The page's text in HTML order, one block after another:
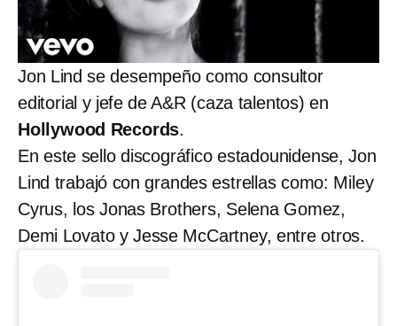
Jon Lind se desempeño como consultor
editorial y jefe de A&R (caza talentos) en
Hollywood Records.
En este sello discográfico estadounidense, Jon
Lind trabajó con grandes estrellas como: Miley
Cyrus, los Jonas Brothers, Selena Gomez,
Demi Lovato y Jesse McCartney, entre otros.